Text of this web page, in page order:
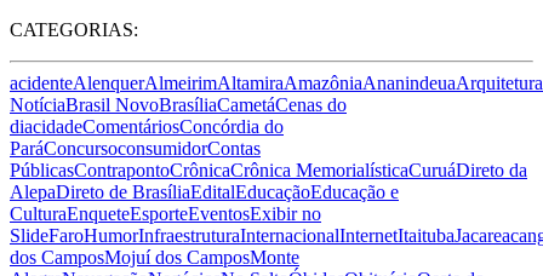
CATEGORIAS:
acidenteAlenquerAlmeirimAltamiraAmazôniaAnanindeuaArquitetura
NotíciaBrasil NovoBrasíliaCametáCenas do
diacidadeComentáriosConcórdia do
ParáConcursoconsumidorContas
PúblicasContrapontoCrônicaCrônica MemorialísticaCuruáDireto da
AlepaDireto de BrasíliaEditalEducaçãoEducação e
CulturaEnqueteEsporteEventosExibir no
SlideFaroHumorInfraestruturaInternacionalInternetItaituba
dos CamposMojuí dos CamposMonte